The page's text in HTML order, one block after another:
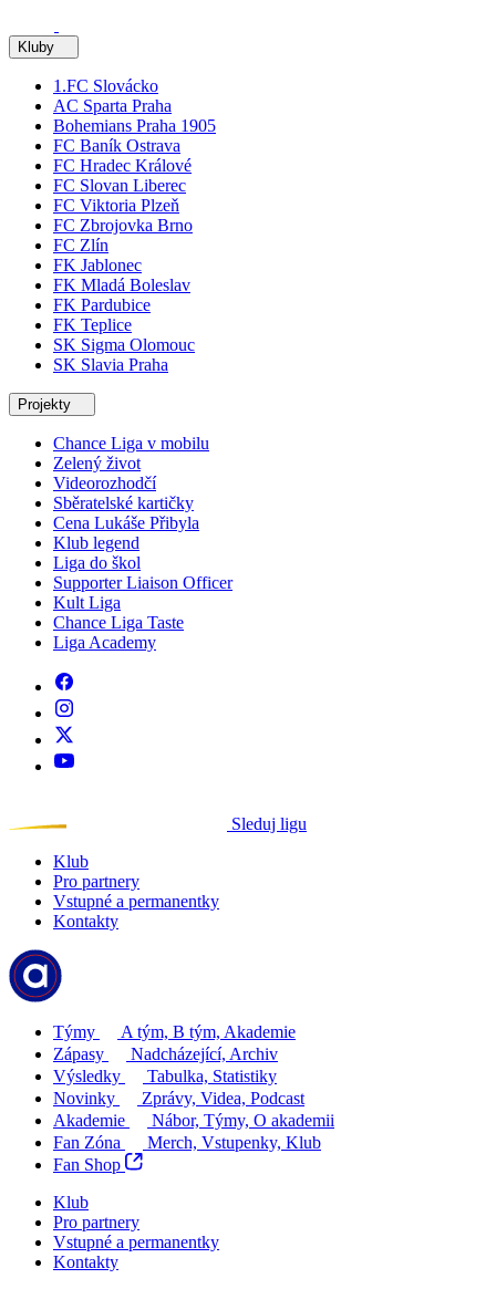
Kluby
1.FC Slovácko
AC Sparta Praha
Bohemians Praha 1905
FC Baník Ostrava
FC Hradec Králové
FC Slovan Liberec
FC Viktoria Plzeň
FC Zbrojovka Brno
FC Zlín
FK Jablonec
FK Mladá Boleslav
FK Pardubice
FK Teplice
SK Sigma Olomouc
SK Slavia Praha
Projekty
Chance Liga v mobilu
Zelený život
Videorozhodčí
Sběratelské kartičky
Cena Lukáše Přibyla
Klub legend
Liga do škol
Supporter Liaison Officer
Kult Liga
Chance Liga Taste
Liga Academy
Sleduj ligu
Klub
Pro partnery
Vstupné a permanentky
Kontakty
Týmy
A tým, B tým, Akademie
Zápasy
Nadcházející, Archiv
Výsledky
Tabulka, Statistiky
Novinky
Zprávy, Videa, Podcast
Akademie
Nábor, Týmy, O akademii
Fan Zóna
Merch, Vstupenky, Klub
Fan Shop
Klub
Pro partnery
Vstupné a permanentky
Kontakty